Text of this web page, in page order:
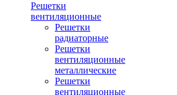
Решетки
вентиляционные
Решетки
радиаторные
Решетки
вентиляционные
металлические
Решетки
вентиляционные